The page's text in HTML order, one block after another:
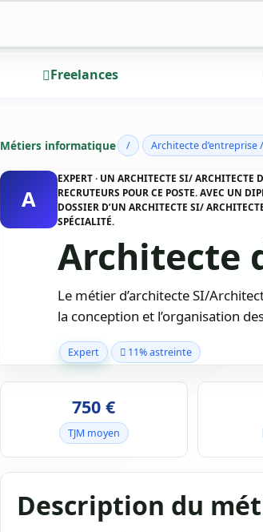
Freelances
Métiers informatique / Architecte d’entreprise
A
EXPERT · UN ARCHITECTE SI/
RECRUTEURS POUR CE POSTE. AVEC UN
DOSSIER D’UN ARCHITECTE SI/
SPÉCIALITÉ.
Architecte
Le métier d’architecte SI/
la conception et l’organisation
Expert 11% astreinte
750 €
TJM moyen
Description du